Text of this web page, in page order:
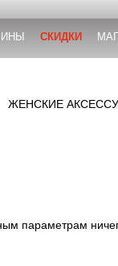
СКИДКИ
ЖЕНСКИЕ
параметрам